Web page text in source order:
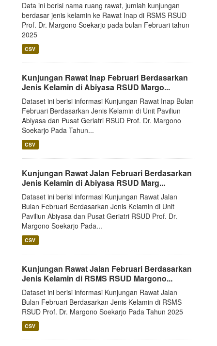
Data ini berisi nama ruang rawat, jumlah kunjungan
berdasar jenis kelamin ke Rawat Inap di RSMS RSUD
Prof. Dr. Margono Soekarjo pada bulan Februari tahun
2025
CSV
Kunjungan Rawat Inap Februari Berdasarkan
Jenis Kelamin di Abiyasa RSUD Margo...
Dataset ini berisi informasi Kunjungan Rawat Inap Bulan
Februari Berdasarkan Jenis Kelamin di Unit Paviliun
Abiyasa dan Pusat Geriatri RSUD Prof. Dr. Margono
Soekarjo Pada Tahun...
CSV
Kunjungan Rawat Jalan Februari Berdasarkan
Jenis Kelamin di Abiyasa RSUD Marg...
Dataset ini berisi informasi Kunjungan Rawat Jalan
Bulan Februari Berdasarkan Jenis Kelamin di Unit
Paviliun Abiyasa dan Pusat Geriatri RSUD Prof. Dr.
Margono Soekarjo Pada...
CSV
Kunjungan Rawat Jalan Februari Berdasarkan
Jenis Kelamin di RSMS RSUD Margono...
Dataset ini berisi informasi Kunjungan Rawat Jalan
Bulan Februari Berdasarkan Jenis Kelamin di RSMS
RSUD Prof. Dr. Margono Soekarjo Pada Tahun 2025
CSV